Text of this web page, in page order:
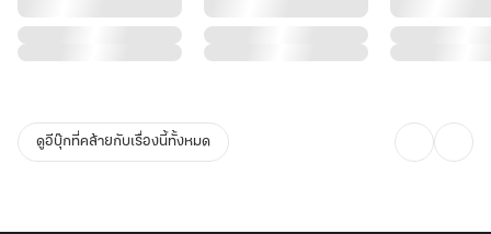
ดูอีบุ๊กที่คล้ายกับเรื่องนี้ทั้งหมด